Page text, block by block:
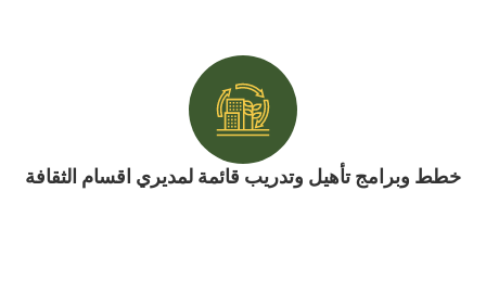
خطط وبرامج تأهيل وتدريب قائمة لمديري اقسام الثقافة